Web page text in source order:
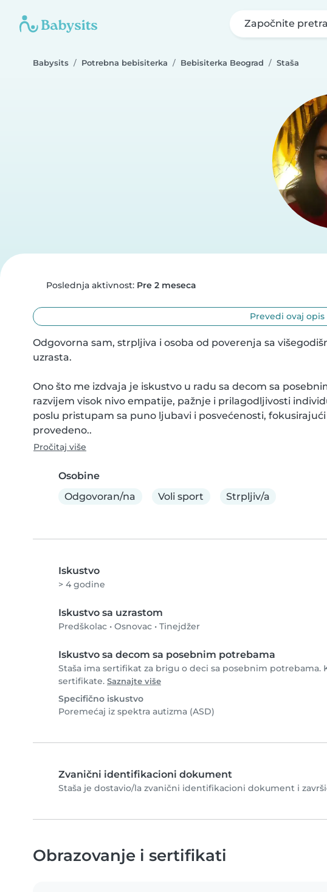
Započnite
Babysits Potrebna bebisiterka Bebisiterka Beograd Staša
Poslednja aktivnost: Pre 2 meseca
Prevedi ovaj opis
Odgovorna sam, strpljiva i osoba od poverenja sa
uzrasta.
Ono što me izdvaja je iskustvo u radu sa decom sa
razvijem visok nivo empatije, pažnje i prilagodljivosti
poslu pristupam sa puno ljubavi i posvećenosti,
provedeno..
Pročitaj više
Osobine
Odgovoran/na
Voli sport Strpljiv/a
Iskustvo
> 4 godine
Iskustvo sa uzrastom
Predškolac • Osnovac • Tinejdžer
Iskustvo sa decom sa posebnim potrebama
Staša ima sertifikat za brigu o deci sa posebnim
sertifikate. Saznajte više
Specifično iskustvo
Poremećaj iz spektra autizma (ASD)
Zvanični identifikacioni dokument
Staša je dostavio/la zvanični identifikacioni dokument i
Obrazovanje i sertifikati